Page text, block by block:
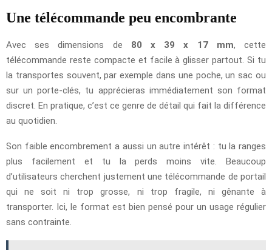
Une télécommande peu encombrante
Avec ses dimensions de 80 x 39 x 17 mm, cette
télécommande reste compacte et facile à glisser partout. Si tu
la transportes souvent, par exemple dans une poche, un sac ou
sur un porte-clés, tu apprécieras immédiatement son format
discret. En pratique, c’est ce genre de détail qui fait la différence
au quotidien.
Son faible encombrement a aussi un autre intérêt : tu la ranges
plus facilement et tu la perds moins vite. Beaucoup
d’utilisateurs cherchent justement une télécommande de portail
qui ne soit ni trop grosse, ni trop fragile, ni gênante à
transporter. Ici, le format est bien pensé pour un usage régulier
sans contrainte.